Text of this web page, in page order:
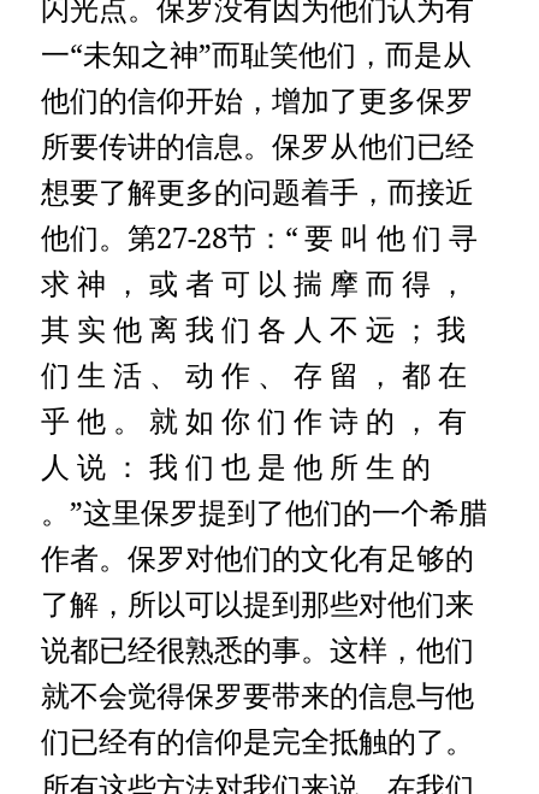
闪光点。保罗没有因为他们认为有
一“未知之神”而耻笑他们，而是从
他们的信仰开始，增加了更多保罗
所要传讲的信息。保罗从他们已经
想要了解更多的问题着手，而接近
他们。第27-28节：“要 叫 他 们 寻
求 神 ， 或 者 可 以 揣 摩 而 得 ，
其 实 他 离 我 们 各 人 不 远 ； 我
们 生 活 、 动 作 、 存 留 ， 都 在
乎 他 。 就 如 你 们 作 诗 的 ， 有
人 说 ： 我 们 也 是 他 所 生 的
。”这里保罗提到了他们的一个希腊
作者。保罗对他们的文化有足够的
了解，所以可以提到那些对他们来
说都已经很熟悉的事。这样，他们
就不会觉得保罗要带来的信息与他
们已经有的信仰是完全抵触的了。